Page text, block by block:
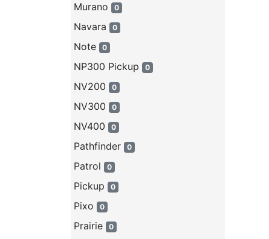
Murano 0
Navara 0
Note 0
NP300 Pickup 0
NV200 0
NV300 0
NV400 0
Pathfinder 0
Patrol 0
Pickup 0
Pixo 0
Prairie 0